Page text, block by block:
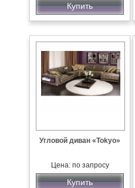
Купить
Угловой диван «Tokyo»
Цена: по запросу
Купить